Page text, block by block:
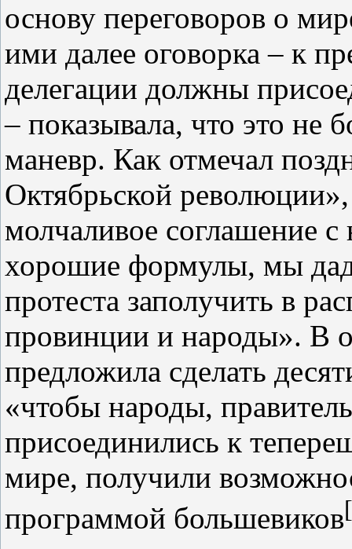
основу переговоров о
ими далее оговорка – к
делегации должны
– показывала, что это не
маневр. Как отмечал
Октябрьской
молчаливое соглашение
хорошие формулы, мы
протеста заполучить в
провинции и народы». В
предложила сделать
«чтобы народы,
присоединились к
мире, получили
программой большевиков